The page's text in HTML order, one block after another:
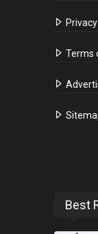
Terms
Best